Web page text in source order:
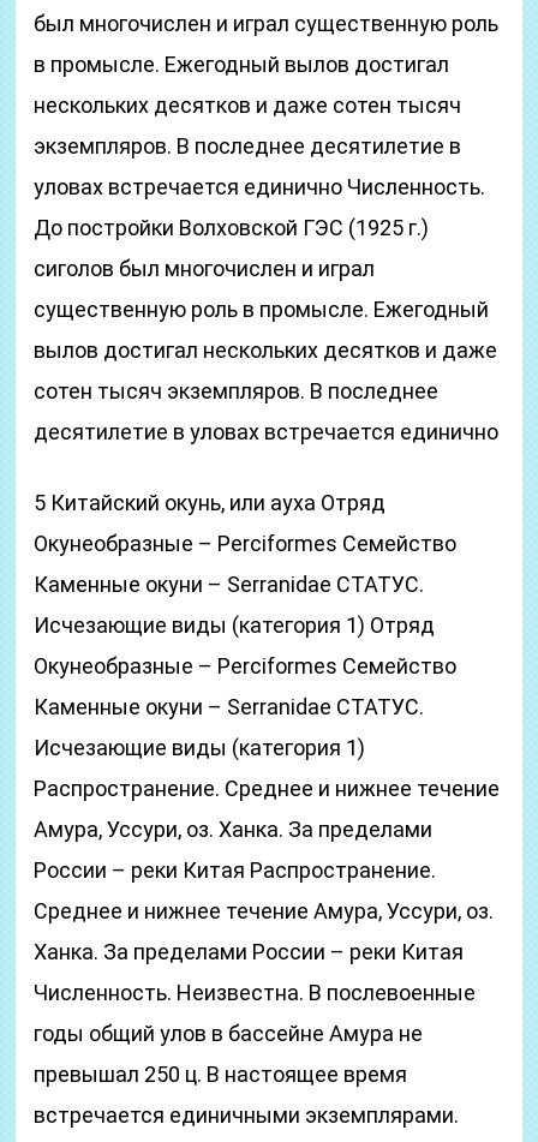
был многочислен и играл существенную роль
в промысле. Ежегодный вылов достигал
нескольких десятков и даже сотен тысяч
экземпляров. В последнее десятилетие в
уловах встречается единично Численность.
До постройки Волховской ГЭС (1925 г.)
сиголов был многочислен и играл
существенную роль в промысле. Ежегодный
вылов достигал нескольких десятков и даже
сотен тысяч экземпляров. В последнее
десятилетие в уловах встречается единично
5 Китайский окунь, или ауха Отряд
Окунеобразные – Perciformes Семейство
Каменные окуни – Serranidae СТАТУС.
Исчезающие виды (категория 1) Отряд
Окунеобразные – Perciformes Семейство
Каменные окуни – Serranidae СТАТУС.
Исчезающие виды (категория 1)
Распространение. Среднее и нижнее течение
Амура, Уссури, оз. Ханка. За пределами
России – реки Китая Распространение.
Среднее и нижнее течение Амура, Уссури, оз.
Ханка. За пределами России – реки Китая
Численность. Неизвестна. В послевоенные
годы общий улов в бассейне Амура не
превышал 250 ц. В настоящее время
встречается единичными экземплярами.